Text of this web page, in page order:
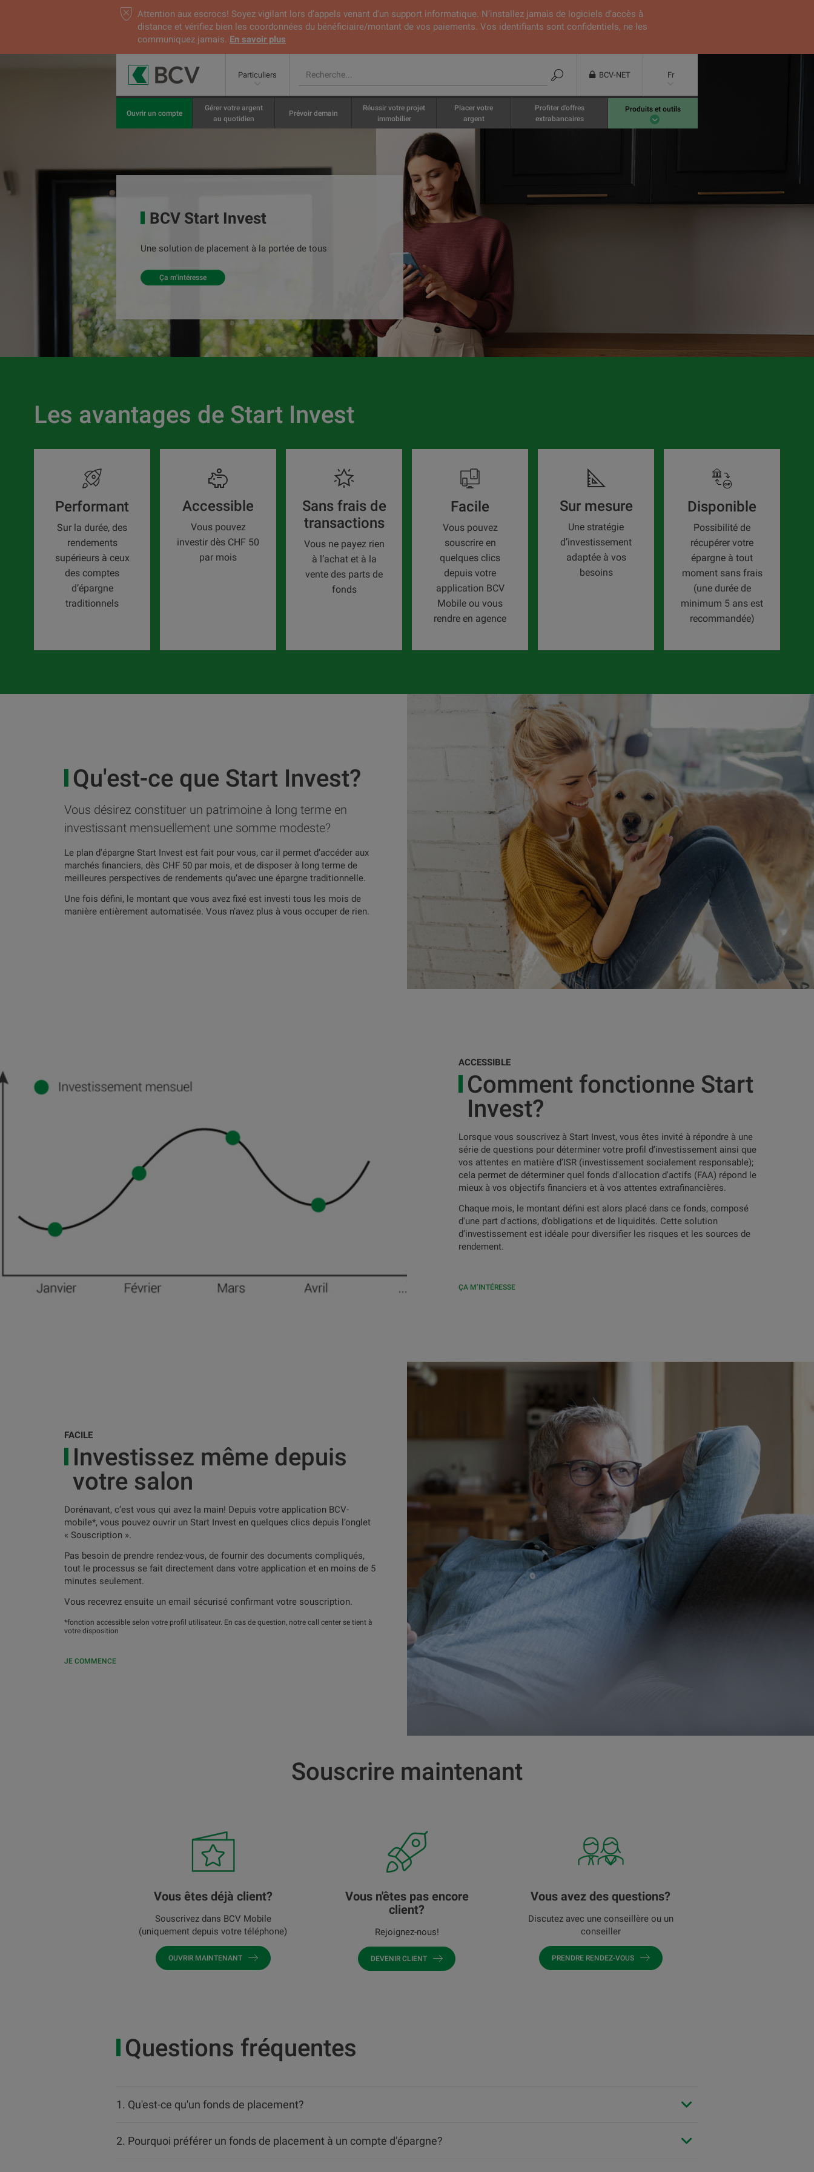
Attention aux escrocs! Soyez vigilant lors d’appels venant d'un support informatique. N’installez jamais de logiciels d’accès à
distance et vérifiez bien les coordonnées du bénéficiaire/montant de vos paiements. Vos identifiants sont confidentiels, ne les
communiquez jamais. En savoir plus
Particuliers BCV-NET Fr
Ouvrir un compte
Gérer votre argent
au quotidien
Prévoir demain
Réussir votre projet
immobilier
Placer votre
argent
Profiter d'offres
extrabancaires
Produits et outils
BCV Start Invest
Une solution de placement à la portée de tous
Ça m'intéresse
Les avantages de Start Invest
Performant
Sur la durée, des
rendements
supérieurs à ceux
des comptes
d’épargne
traditionnels
Accessible
Vous pouvez
investir dès CHF 50
par mois
Sans frais de
transactions
Vous ne payez rien
à l’achat et à la
vente des parts de
fonds
Facile
Vous pouvez
souscrire en
quelques clics
depuis votre
application BCV
Mobile ou vous
rendre en agence
Sur mesure
Une stratégie
d’investissement
adaptée à vos
besoins
Disponible
Possibilité de
récupérer votre
épargne à tout
moment sans frais
(une durée de
minimum 5 ans est
recommandée)
Qu'est-ce que Start Invest?
Vous désirez constituer un patrimoine à long terme en
investissant mensuellement une somme modeste?
Le plan d'épargne Start Invest est fait pour vous, car il permet d’accéder aux
marchés financiers, dès CHF 50 par mois, et de disposer à long terme de
meilleures perspectives de rendements qu’avec une épargne traditionnelle.
Une fois défini, le montant que vous avez fixé est investi tous les mois de
manière entièrement automatisée. Vous n’avez plus à vous occuper de rien.
ACCESSIBLE
Comment fonctionne Start
Invest?
Lorsque vous souscrivez à Start Invest, vous êtes invité à répondre à une
série de questions pour déterminer votre profil d’investissement ainsi que
vos attentes en matière d’ISR (investissement socialement responsable);
cela permet de déterminer quel fonds d'allocation d'actifs (FAA) répond le
mieux à vos objectifs financiers et à vos attentes extrafinancières.
Chaque mois, le montant défini est alors placé dans ce fonds, composé
d'une part d'actions, d’obligations et de liquidités. Cette solution
d’investissement est idéale pour diversifier les risques et les sources de
rendement.
ÇA M’INTÉRESSE
FACILE
Investissez même depuis
votre salon
Dorénavant, c’est vous qui avez la main! Depuis votre application BCV-
mobile*, vous pouvez ouvrir un Start Invest en quelques clics depuis l’onglet
« Souscription ».
Pas besoin de prendre rendez-vous, de fournir des documents compliqués,
tout le processus se fait directement dans votre application et en moins de 5
minutes seulement.
Vous recevrez ensuite un email sécurisé confirmant votre souscription.
*fonction accessible selon votre profil utilisateur. En cas de question, notre call center se tient à
votre disposition
JE COMMENCE
Souscrire maintenant
Vous êtes déjà client?
Souscrivez dans BCV Mobile
(uniquement depuis votre téléphone)
OUVRIR MAINTENANT
Vous n'êtes pas encore
client?
Rejoignez-nous!
DEVENIR CLIENT
Vous avez des questions?
Discutez avec une conseillère ou un
conseiller
PRENDRE RENDEZ-VOUS
Questions fréquentes
1. Qu'est-ce qu'un fonds de placement?
2. Pourquoi préférer un fonds de placement à un compte d’épargne?